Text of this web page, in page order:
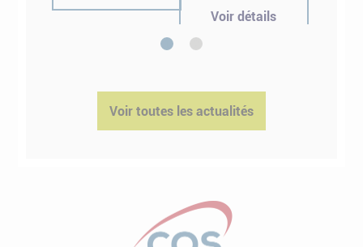
Voir détails
Voir toutes les actualités